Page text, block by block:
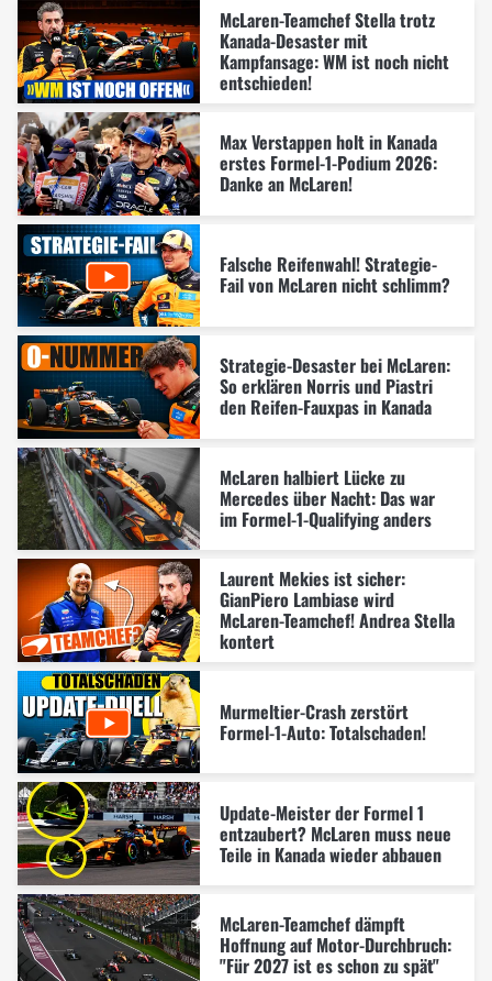
McLaren-Teamchef Stella trotz
Kanada-Desaster mit
Kampfansage: WM ist noch nicht
entschieden!
Max Verstappen holt in Kanada
erstes Formel-1-Podium 2026:
Danke an McLaren!
Falsche Reifenwahl! Strategie-
Fail von McLaren nicht schlimm?
Strategie-Desaster bei McLaren:
So erklären Norris und Piastri
den Reifen-Fauxpas in Kanada
McLaren halbiert Lücke zu
Mercedes über Nacht: Das war
im Formel-1-Qualifying anders
Laurent Mekies ist sicher:
GianPiero Lambiase wird
McLaren-Teamchef! Andrea Stella
kontert
Murmeltier-Crash zerstört
Formel-1-Auto: Totalschaden!
Update-Meister der Formel 1
entzaubert? McLaren muss neue
Teile in Kanada wieder abbauen
McLaren-Teamchef dämpft
Hoffnung auf Motor-Durchbruch:
"Für 2027 ist es schon zu spät"